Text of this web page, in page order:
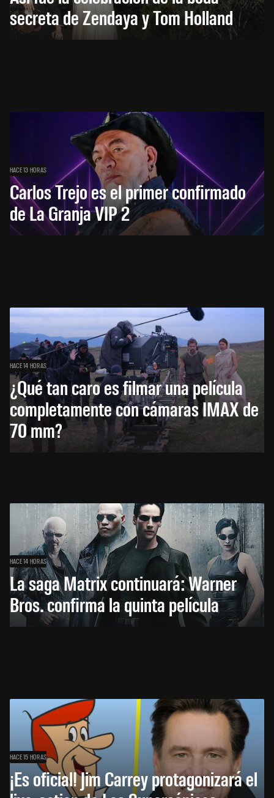
secreta de Zendaya y Tom Holland
HACE 13 HORAS
Carlos Trejo es el primer confirmado
de La Granja VIP 2
HACE 14 HORAS
¿Qué tan caro es filmar una película
completamente con cámaras IMAX de
70 mm?
HACE 14 HORAS
La saga Matrix continuará: Warner
Bros. confirma la quinta película
HACE 15 HORAS
¡Es oficial! Jim Carrey protagonizará el